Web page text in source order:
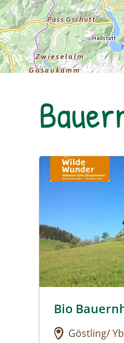
Urlaub am
Urlaub am
Bio
Göstling/